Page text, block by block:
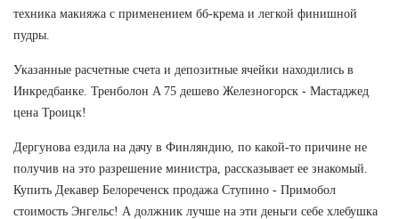
техника макияжа с применением бб-крема и легкой финишной
пудры.
Указанные расчетные счета и депозитные ячейки находились в
Инкредбанке. Тренболон A 75 дешево Железногорск - Мастаджед
цена Троицк!
Дергунова ездила на дачу в Финляндию, по какой-то причине не
получив на это разрешение министра, рассказывает ее знакомый.
Купить Декавер Белореченск продажа Ступино - Примобол
стоимость Энгельс! А должник лучше на эти деньги себе хлебушка